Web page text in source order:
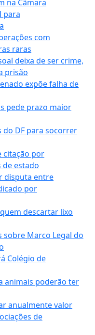
na Câmara
para
com
raras
deixa de ser crime,
prisão
expõe falha de
pede prazo maior
do DF para socorrer
citação por
de estado
disputa entre
por
descartar lixo
sobre Marco Legal do
Colégio de
animais poderão ter
anualmente valor
de